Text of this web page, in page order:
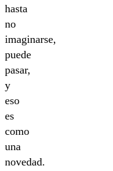
hasta
no
imaginarse,
puede
pasar,
y
eso
es
como
una
novedad.